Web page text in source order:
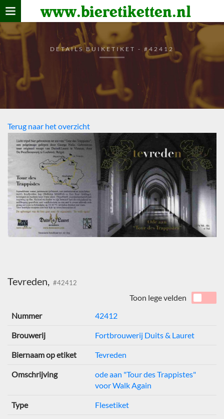
www.bieretiketten.nl
Home
verzamelen
De bierkaart
Bezoekers
DETAILS BUIKETIKET - #42412
Terug naar het overzicht
Tevreden, #42412
Toon lege velden
Nummer
42412
Brouwerij Fortbrouwerij Duits & Lauret
Biernaam op etiket Tevreden
Omschrijving
ode aan "Tour des Trappistes"
voor Walk Again
Type Flesetiket